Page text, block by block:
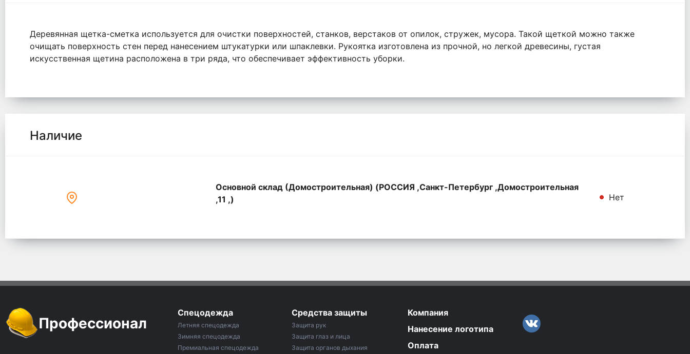
Деревянная щетка-сметка используется для очистки поверхностей, станков, верстаков от опилок, стружек, мусора. Такой щеткой можно также
очищать поверхность стен перед нанесением штукатурки или шпаклевки. Рукоятка изготовлена из прочной, но легкой древесины, густая
искусственная щетина расположена в три ряда, что обеспечивает эффективность уборки.
Наличие
Основной склад (Домостроительная) (РОССИЯ ,Санкт-Петербург ,Домостроительная
,11 ,)
Нет
Профессионал
Спецодежда
Летняя спецодежда
Зимняя спецодежда
Премиальная спецодежда
Средства защиты
Защита рук
Защита глаз и лица
Защита органов дыхания
Компания
Нанесение логотипа
Оплата